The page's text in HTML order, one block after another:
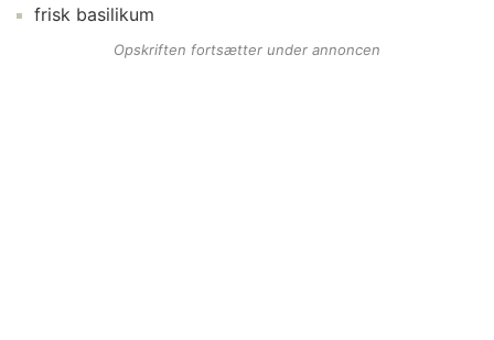
frisk basilikum
Opskriften fortsætter under annoncen